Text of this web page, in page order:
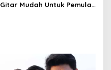
Gitar Mudah Untuk Pemula